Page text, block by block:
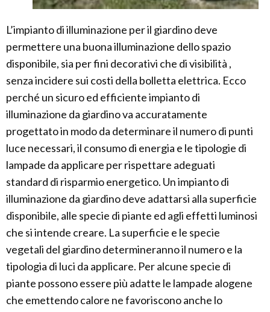
L’impianto di illuminazione per il giardino deve
permettere una buona illuminazione dello spazio
disponibile, sia per fini decorativi che di visibilità ,
senza incidere sui costi della bolletta elettrica. Ecco
perché un sicuro ed efficiente impianto di
illuminazione da giardino va accuratamente
progettato in modo da determinare il numero di punti
luce necessari, il consumo di energia e le tipologie di
lampade da applicare per rispettare adeguati
standard di risparmio energetico. Un impianto di
illuminazione da giardino deve adattarsi alla superficie
disponibile, alle specie di piante ed agli effetti luminosi
che si intende creare. La superficie e le specie
vegetali del giardino determineranno il numero e la
tipologia di luci da applicare. Per alcune specie di
piante possono essere più adatte le lampade alogene
che emettendo calore ne favoriscono anche lo